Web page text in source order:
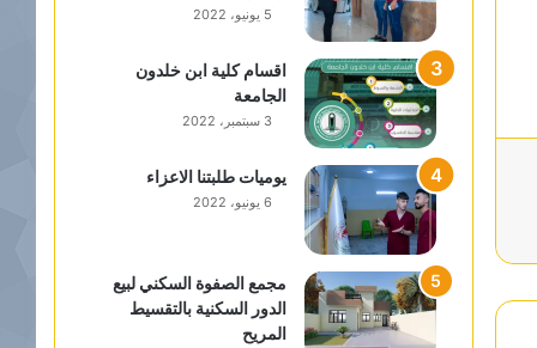
5 يونيو، 2022
اقسام كلية ابن خلدون
الجامعة
3 سبتمبر، 2022
يوميات طلبتنا الاعزاء
6 يونيو، 2022
مجمع الصفوة السكني لبيع
الدور السكنية بالتقسيط
المريح